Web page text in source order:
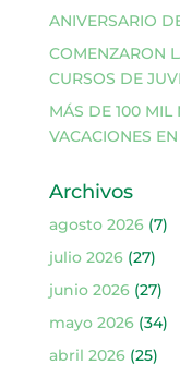
ANIVERSARIO
COMENZARON
CURSOS DE
MÁS DE 100 MIL
VACACIONES
Archivos
agosto 2026(7)
julio 2026(27)
junio 2026(27)
mayo 2026(34)
abril 2026(25)